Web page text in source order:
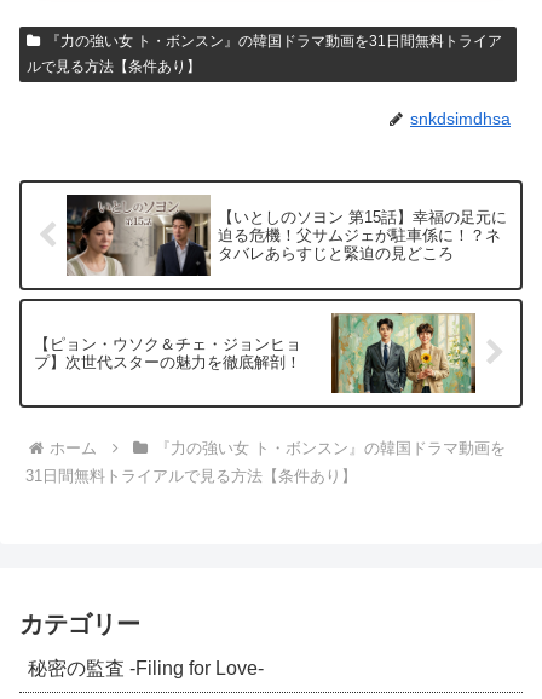
『力の強い女 ト・ボンスン』の韓国ドラマ動画を31日間無料トライア
ルで見る方法【条件あり】
snkdsimdhsa
【いとしのソヨン 第15話】幸福の足元に
迫る危機！父サムジェが駐車係に！？ネ
タバレあらすじと緊迫の見どころ
【ピョン・ウソク＆チェ・ジョンヒョ
プ】次世代スターの魅力を徹底解剖！
ホーム
『力の強い女 ト・ボンスン』の韓国ドラマ動画を
31日間無料トライアルで見る方法【条件あり】
カテゴリー
秘密の監査 -Filing for Love-